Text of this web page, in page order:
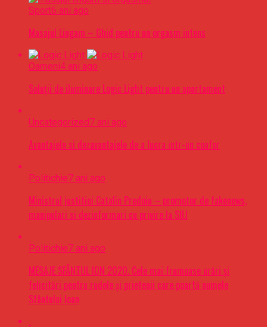
Sport6 ani ago
Masajul Lingam – Ghid pentru un orgasm intens
Oameni4 ani ago
Soluții de iluminare Logic Light pentru un apartament
Uncategorized7 ani ago
Avantajele si dezavantajele de a lucra intr-un coafor
Politichie7 ani ago
Ministrul justitiei Catalin Predoiu – promotor de fakenews,
manipulari si dezinformari cu privire la SIIJ
Politichie7 ani ago
MESAJE SFÂNTUL ION 2020. Cele mai frumoase urări şi
felicitări pentru rudele şi prietenii care poartă numele
Sfântului Ioan